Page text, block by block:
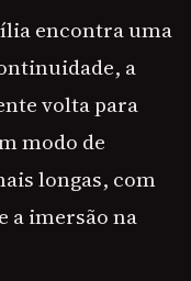
encontra uma
a
volta para
modo de
longas, com
a imersão na